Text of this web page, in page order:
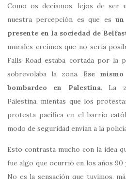
Como os decíamos, lejos de ser
nuestra percepción es que es
presente en la sociedad de
murales creímos que no sería
Falls Road estaba cortada por la
sobrevolaba la zona. Ese
bombardeo en Palestina. La
Palestina, mientas que los
protesta pacífica en el barrio
modo de seguridad envían a la
Esto contrasta mucho con la idea
fue algo que ocurrió en los años 90
No es la sensación que tuvimos,